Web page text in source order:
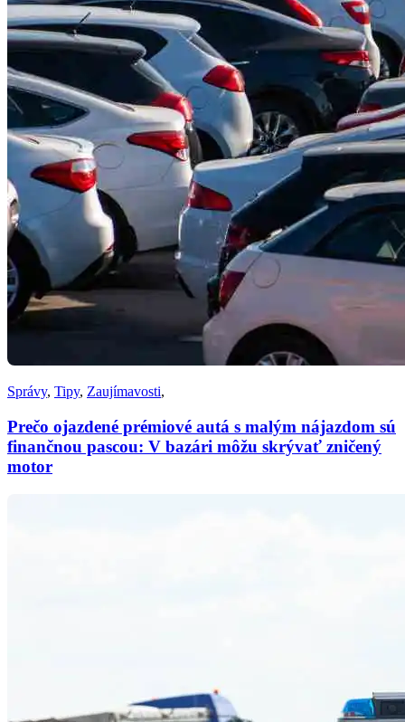
Správy, Tipy, Zaujímavosti,
Prečo ojazdené prémiové autá s malým nájazdom sú
finančnou pascou: V bazári môžu skrývať zničený
motor